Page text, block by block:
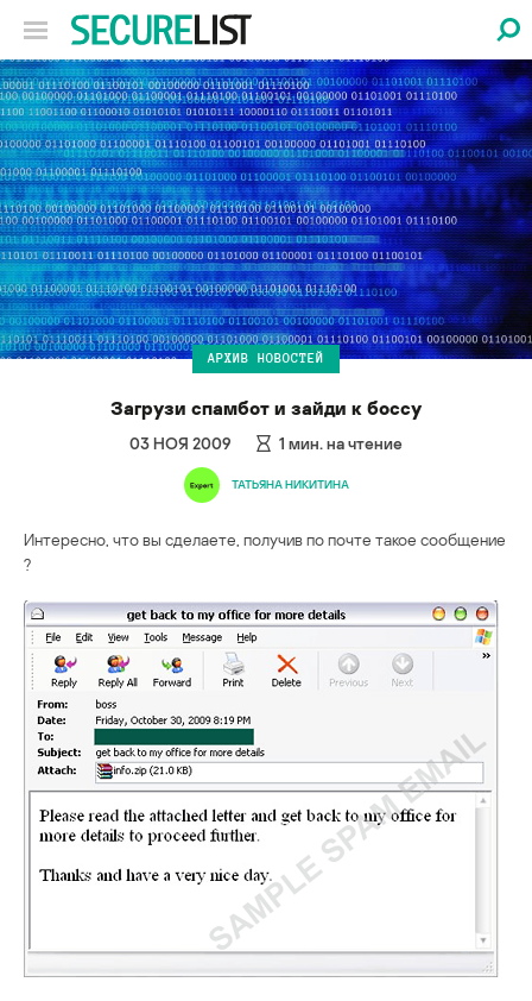
АРХИВ НОВОСТЕЙ
Загрузи спамбот и зайди к боссу
03 НОЯ 2009 1 мин. на чтение
ТАТЬЯНА НИКИТИНА
Интересно, что вы сделаете, получив по почте такое сообщение
?